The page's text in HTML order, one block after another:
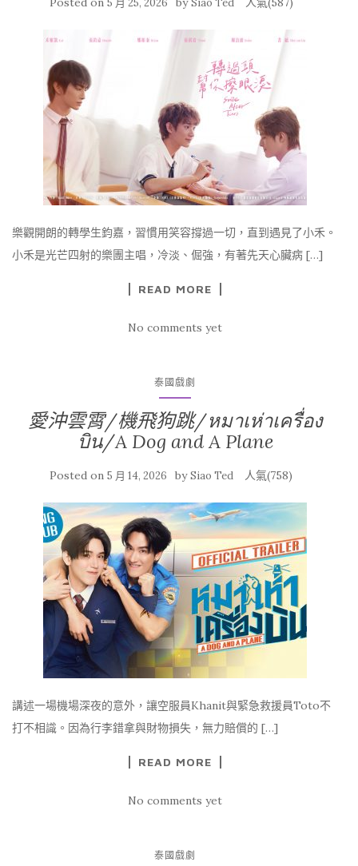
樂觀開朗的轉學生鈞嘉，習慣用笑容撐過一切，直到遇見了小禾。
小禾是光芒四射的樂團主唱，冷淡、倔強，有著先天心臟病 […]
READ MORE
No comments yet
泰國戲劇
愛沖雲霄/機飛狗跳/หมาเห่าเครื่อง
บิน/A Dog and A Plane
Posted on 5 月 14, 2026 bySiao Ted 人氣(758)
講述一場機場深夜的意外，讓空服員Khanit與緊急救援員Toto不
打不相識。因為行李錯拿與財物損失，無力賠償的 […]
READ MORE
No comments yet
泰國戲劇